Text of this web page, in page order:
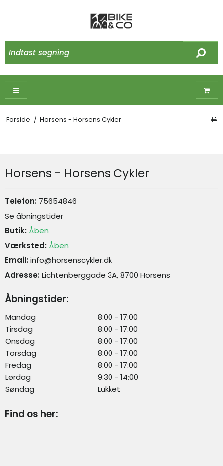
Forside / Horsens - Horsens Cykler
Horsens - Horsens Cykler
Telefon: 75654846
Se åbningstider
Butik: Åben
Værksted: Åben
Email: info@horsenscykler.dk
Adresse: Lichtenberggade 3A, 8700 Horsens
Åbningstider:
Mandag
8:00 - 17:00
Tirsdag
8:00 - 17:00
Onsdag
8:00 - 17:00
Torsdag
8:00 - 17:00
Fredag
8:00 - 17:00
Lørdag
9:30 - 14:00
Søndag
Lukket
Find os her: